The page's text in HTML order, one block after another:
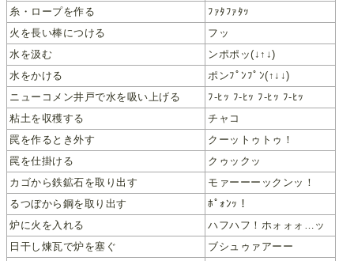
糸・ロープを作る
ﾌｧﾀﾌｧﾀｯ
火を長い棒につける
フッ
水を汲む
ンポポッ(↓↑↓)
水をかける
ポンﾌﾟﾝﾌﾟﾝ(↑↓↓)
ニューコメン井戸で水を吸い上げる
ﾌ-ﾋｯ ﾌ-ﾋｯ ﾌ-ﾋｯ ﾌ-ﾋｯ
粘土を収穫する
チャコ
罠を作るとき外す
クーットゥトゥ！
罠を仕掛ける
クゥックッ
カゴから鉄鉱石を取り出す
モァーーーックンッ！
るつぼから鋼を取り出す
ﾎﾟｫﾝｯ！
炉に火を入れる
ハフハフ！ホォォォ…ッ
日干し煉瓦で炉を塞ぐ
ブシュゥァアーー